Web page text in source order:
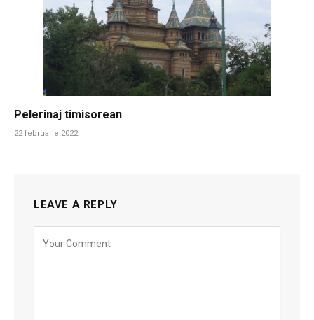
Pelerinaj timisorean
22 februarie 2022
LEAVE A REPLY